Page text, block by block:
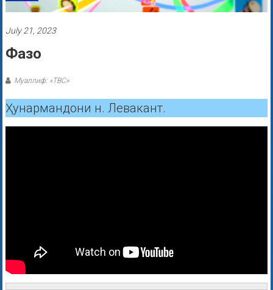
July 21, 2023
Фазо
Муаллиф: «ТВС»
Ҳунармандони н. Левакант.